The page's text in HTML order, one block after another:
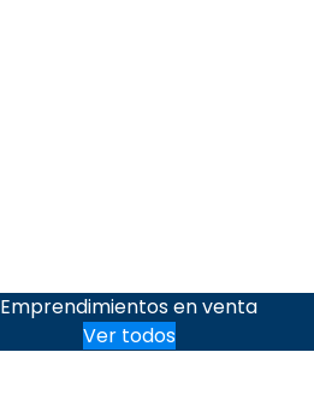
Emprendimientos en venta
Ver todos